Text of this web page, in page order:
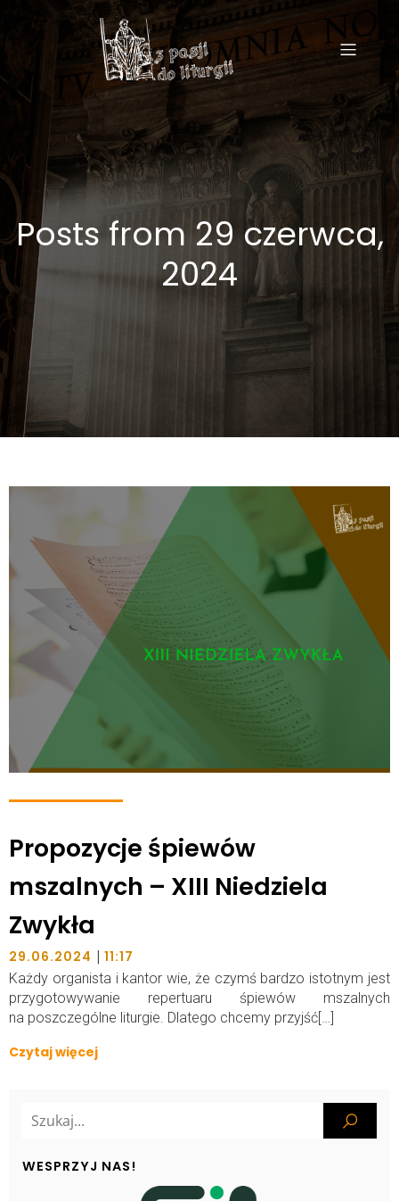
Posts from 29 czerwca,
2024
Propozycje śpiewów
mszalnych – XIII Niedziela
Zwykła
29.06.2024 | 11:17
Każdy organista i kantor wie, że czymś bardzo istotnym jest
przygotowywanie repertuaru śpiewów mszalnych
na poszczególne liturgie. Dlatego chcemy przyjść[…]
Czytaj więcej
WESPRZYJ NAS!